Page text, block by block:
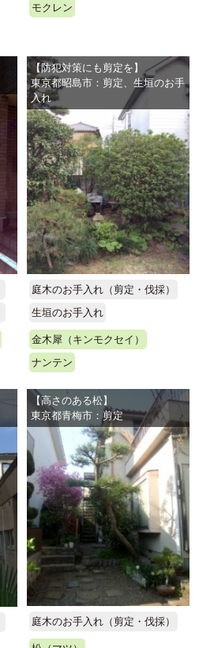
モクレン
【防犯対策にも剪定を】
東京都昭島市：剪定、生垣のお手
入れ
庭木のお手入れ（剪定・伐採）
生垣のお手入れ
金木犀（キンモクセイ）
ナンテン
【高さのある松】
東京都青梅市：剪定
庭木のお手入れ（剪定・伐採）